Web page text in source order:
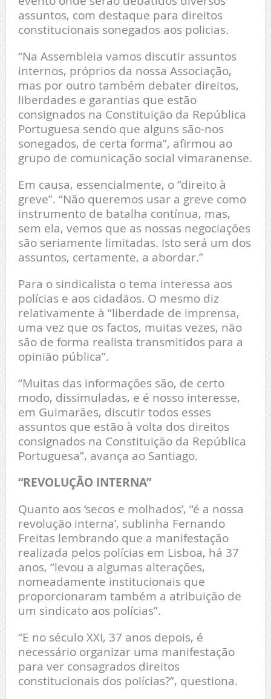
assuntos, com destaque para direitos
constitucionais sonegados aos policias.
“Na Assembleia vamos discutir assuntos
internos, próprios da nossa Associação,
mas por outro também debater direitos,
liberdades e garantias que estão
consignados na Constituição da República
Portuguesa sendo que alguns são-nos
sonegados, de certa forma”, afirmou ao
grupo de comunicação social vimaranense.
Em causa, essencialmente, o “direito à
greve”. “Não queremos usar a greve como
instrumento de batalha contínua, mas,
sem ela, vemos que as nossas negociações
são seriamente limitadas. Isto será um dos
assuntos, certamente, a abordar.”
Para o sindicalista o tema interessa aos
polícias e aos cidadãos. O mesmo diz
relativamente à “liberdade de imprensa,
uma vez que os factos, muitas vezes, não
são de forma realista transmitidos para a
opinião pública”.
“Muitas das informações são, de certo
modo, dissimuladas, e é nosso interesse,
em Guimarães, discutir todos esses
assuntos que estão à volta dos direitos
consignados na Constituição da República
Portuguesa”, avança ao Santiago.
“REVOLUÇÃO INTERNA”
Quanto aos ‘secos e molhados’, “é a nossa
revolução interna’, sublinha Fernando
Freitas lembrando que a manifestação
realizada pelos polícias em Lisboa, há 37
anos, “levou a algumas alterações,
nomeadamente institucionais que
proporcionaram também a atribuição de
um sindicato aos polícias”.
“E no século XXI, 37 anos depois, é
necessário organizar uma manifestação
para ver consagrados direitos
constitucionais dos polícias?”, questiona.